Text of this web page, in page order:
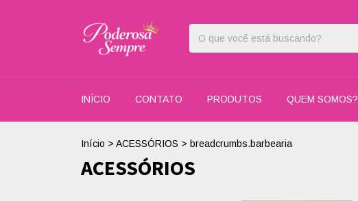
INÍCIO CONTATO PRODUTOS QUEM SOMOS?
Início > ACESSÓRIOS > breadcrumbs.barbearia
ACESSÓRIOS